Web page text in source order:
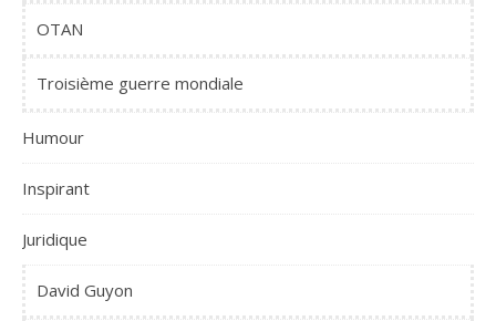
OTAN
Troisième guerre mondiale
Humour
Inspirant
Juridique
David Guyon